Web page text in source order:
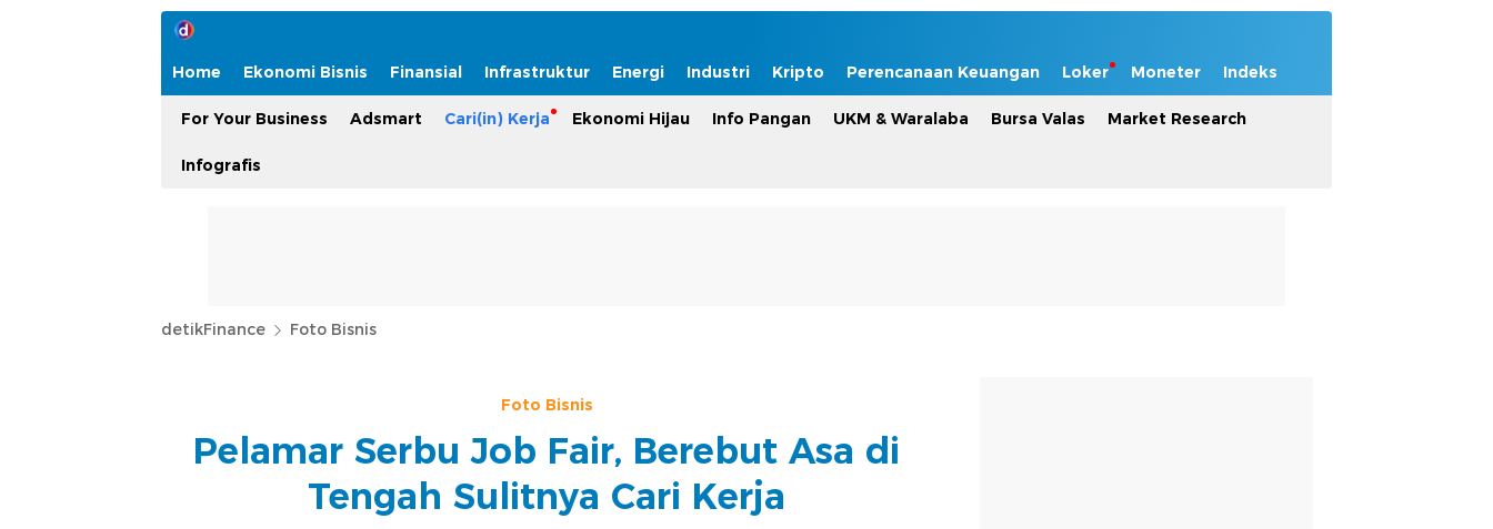
Home Ekonomi Bisnis Finansial Infrastruktur Energi Industri Kripto Perencanaan Keuangan Loker Moneter Indeks
For Your Business Adsmart Cari(in) Kerja Ekonomi Hijau Info Pangan UKM & Waralaba Bursa Valas Market Research
Infografis
detikFinance Foto Bisnis
Foto Bisnis
Pelamar Serbu Job Fair, Berebut Asa di
Tengah Sulitnya Cari Kerja